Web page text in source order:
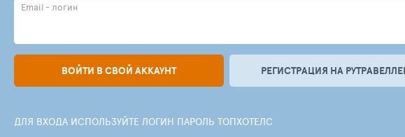
Email - логин
ВОЙТИ В СВОЙ АККАУНТ РЕГИСТРАЦИЯ НА
ДЛЯ ВХОДА ИСПОЛЬЗУЙТЕ ЛОГИН ПАРОЛЬ ТОПХОТЕЛС